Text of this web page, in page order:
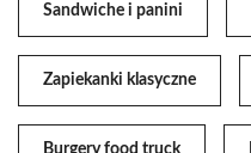
Sandwiche i panini
Zapiekanki klasyczne
Burgery food truck